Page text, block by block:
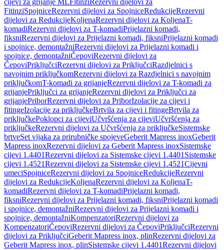
cijevi za grijanje MLFitinziRezervni dijelovi za
FitinziSpojniceRezervni dijelovi za SpojniceRedukcijeRezervni
dijelovi za RedukcijeKoljenaRezervni dijelovi za KoljenaT-
komadiRezervni dijelovi za T-komadiPrijelazni komadi,
fiksniRezervni dijelovi za Prijelazni komadi, fiksniPrijelazni komadi
i spojnice, demontažniRezervni dijelovi za Prijelazni komadi i
spojnice, demontažniČepoviRezervni dijelovi za
ČepoviPriključciRezervni dijelovi za PriključciRazdjelnici s
navojnim priključkomRezervni dijelovi za Razdjelnici s navojnim
priključkomT-komadi za grijanjeRezervni dijelovi za T-komadi za
grijanjePriključci za grijanjeRezervni dijelovi za Priključci za
grijanjePriborRezervni dijelovi za PriborIzolacije za cijevi i
fitingeIzolacije za priključkeBrtvila za cijevi i fitingeBrtvila za
priključkePoklopci za cijeviUčvršćenja za cijeviUčvršćenja za
priključkeRezervni dijelovi za Učvršćenja za priključkeSistemske
brtveSet vijaka za prirubničke spojeveGeberit Mapress inoxGeberit
Mapress inoxRezervni dijelovi za Geberit Mapress inoxSistemske
cijevi 1.4401Rezervni dijelovi za Sistemske cijevi 1.4401 Sistemske
cijevi 1.4521Rezervni dijelovi za Sistemske cijevi 1.4521Cijevni
umeciSpojniceRezervni dijelovi za SpojniceRedukcijeRezervni
dijelovi za RedukcijeKoljenaRezervni dijelovi za KoljenaT-
komadiRezervni dijelovi za T-komadiPrijelazni komadi,
fiksniRezervni dijelovi za Prijelazni komadi, fiksniPrijelazni komadi
i spojnice, demontažniRezervni dijelovi za Prijelazni komadi i
spojnice, demontažniKompenzatoriRezervni dijelovi za
KompenzatoriČepoviRezervni dijelovi za ČepoviPriključciRezervni
dijelovi za PriključciGeberit Mapress inox, plinRezervni dijelovi za
Geberit Mapress inox, plinSistemske cijevi 1.4401Rezervni dijelovi